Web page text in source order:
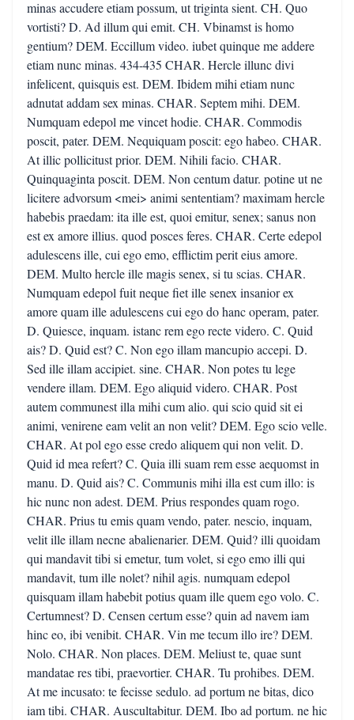
minas accudere etiam possum, ut triginta sient. CH. Quo
vortisti? D. Ad illum qui emit. CH. Vbinamst is homo
gentium? DEM. Eccillum video. iubet quinque me addere
etiam nunc minas. 434-435 CHAR. Hercle illunc divi
infelicent, quisquis est. DEM. Ibidem mihi etiam nunc
adnutat addam sex minas. CHAR. Septem mihi. DEM.
Numquam edepol me vincet hodie. CHAR. Commodis
poscit, pater. DEM. Nequiquam poscit: ego habeo. CHAR.
At illic pollicitust prior. DEM. Nihili facio. CHAR.
Quinquaginta poscit. DEM. Non centum datur. potine ut ne
licitere advorsum <mei> animi sententiam? maximam hercle
habebis praedam: ita ille est, quoi emitur, senex; sanus non
est ex amore illius. quod posces feres. CHAR. Certe edepol
adulescens ille, cui ego emo, efflictim perit eius amore.
DEM. Multo hercle ille magis senex, si tu scias. CHAR.
Numquam edepol fuit neque fiet ille senex insanior ex
amore quam ille adulescens cui ego do hanc operam, pater.
D. Quiesce, inquam. istanc rem ego recte videro. C. Quid
ais? D. Quid est? C. Non ego illam mancupio accepi. D.
Sed ille illam accipiet. sine. CHAR. Non potes tu lege
vendere illam. DEM. Ego aliquid videro. CHAR. Post
autem communest illa mihi cum alio. qui scio quid sit ei
animi, venirene eam velit an non velit? DEM. Ego scio velle.
CHAR. At pol ego esse credo aliquem qui non velit. D.
Quid id mea refert? C. Quia illi suam rem esse aequomst in
manu. D. Quid ais? C. Communis mihi illa est cum illo: is
hic nunc non adest. DEM. Prius respondes quam rogo.
CHAR. Prius tu emis quam vendo, pater. nescio, inquam,
velit ille illam necne abalienarier. DEM. Quid? illi quoidam
qui mandavit tibi si emetur, tum volet, si ego emo illi qui
mandavit, tum ille nolet? nihil agis. numquam edepol
quisquam illam habebit potius quam ille quem ego volo. C.
Certumnest? D. Censen certum esse? quin ad navem iam
hinc eo, ibi venibit. CHAR. Vin me tecum illo ire? DEM.
Nolo. CHAR. Non places. DEM. Meliust te, quae sunt
mandatae res tibi, praevortier. CHAR. Tu prohibes. DEM.
At me incusato: te fecisse sedulo. ad portum ne bitas, dico
iam tibi. CHAR. Auscultabitur. DEM. Ibo ad portum. ne hic